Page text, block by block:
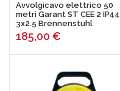
Avvolgicavo elettrico 50
metri Garant ST CEE 2 IP44
3x2.5 Brennenstuhl
185,00 €